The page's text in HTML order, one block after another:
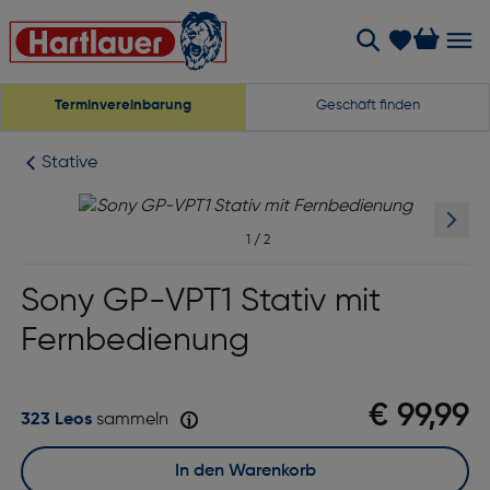
Terminvereinbarung Geschäft finden
Stative
1 / 2
Sony GP-VPT1 Stativ mit
Fernbedienung
€ 99,99
323 Leossammeln
In den Warenkorb